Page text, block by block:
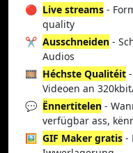
🔴 Live streams -
quality
✂️ Ausschneiden -
Audios
🎞️ Héchste Qualitéit
Videoen an
💬 Ënnertitelen -
verfügbar ass,
🖼️ GIF Maker gratis -